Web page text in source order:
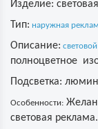
Изделие:
Тип: наружная
Описание:
полноцветное
Подсветка:
Особенности:
световая реклама.